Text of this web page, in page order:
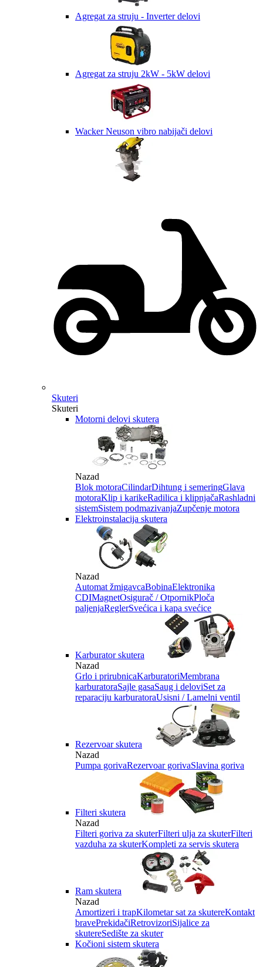
Agregat za struju - Inverter delovi
Agregat za struju 2kW - 5kW delovi
Wacker Neuson vibro nabijači delovi
Skuteri
Skuteri
Motorni delovi skutera
Nazad
Blok motoraCilindarDihtung i semeringGlava
motoraKlip i karikeRadilica i klipnjačaRashladni
sistemSistem podmazivanjaZupčenje motora
Elektroinstalacija skutera
Nazad
Automat žmigavcaBobinaElektronika
CDIMagnetOsigurač / OtpornikPloča
paljenjaReglerSvećica i kapa svećice
Karburator skutera
Nazad
Grlo i prirubnicaKarburatoriMembrana
karburatoraSajle gasaSaug i deloviSet za
reparaciju karburatoraUsisni / Lamelni ventil
Rezervoar skutera
Nazad
Pumpa gorivaRezervoar gorivaSlavina goriva
Filteri skutera
Nazad
Filteri goriva za skuterFilteri ulja za skuterFilteri
vazduha za skuterKompleti za servis skutera
Ram skutera
Nazad
Amortizeri i trapKilometar sat za skutereKontakt
bravePrekidačiRetrovizoriSijalice za
skutereSedište za skuter
Kočioni sistem skutera